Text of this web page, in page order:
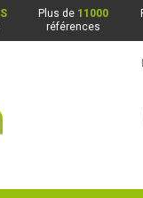
Plus de 11000
références
: Beauraing,